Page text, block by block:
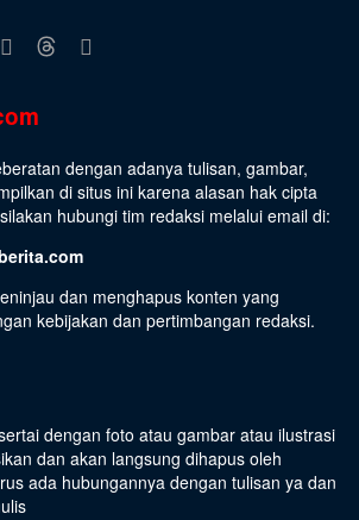
dengan adanya tulisan, gambar,
di situs ini karena alasan hak cipta
hubungi tim redaksi melalui email di:
dan menghapus konten yang
kebijakan dan pertimbangan redaksi.
dengan foto atau gambar atau ilustrasi
dan akan langsung dihapus oleh
ada hubungannya dengan tulisan ya dan